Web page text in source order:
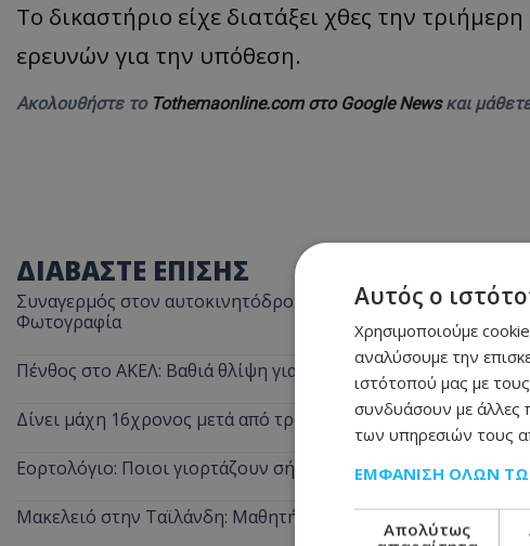
Το δικαστήριο είχε διατάξει χθες την
ερευνών για την υπόθεση.
Ακολουθήστε το Tothemaonline.com στο Google Newsκαι
ΔΙΑΒΑΣΤΕ ΕΠΙΣΗΣ
Συναγερμός στον αυτοκινητόδρομο Λεμεσού–Πάφου:
Φωτογραφία
Πένθος στο ΑΚΕΛ: Βαθιά θλίψη για τον Αντρέα Νικολάου
Δίνει μάχη 16χρονος μετά από τροχαίο: Παρασύρθηκε από
Εορτολόγιο: Ποιοι γιορτάζουν σήμερα
Μακελειό στην Ταϊλάνδη: Μαθητής άνοιξε πυρ σε σχολείο,
Αυτός ο
Χρησιμοποιούμε
αναλύσουμε την
ιστότοπού μας με
συνδυάσουν με άλλες
των υπηρεσιών τους
ΕΜΦΆΝΙΣΗ ΌΛΩΝ
Απολύτως